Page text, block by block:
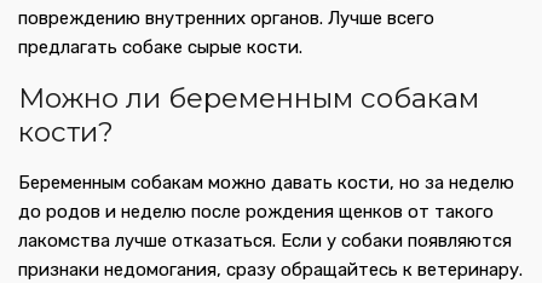
повреждению внутренних органов. Лучше всего
предлагать собаке сырые кости.
Можно ли беременным собакам
кости?
Беременным собакам можно давать кости, но за неделю
до родов и неделю после рождения щенков от такого
лакомства лучше отказаться. Если у собаки появляются
признаки недомогания, сразу обращайтесь к ветеринару.